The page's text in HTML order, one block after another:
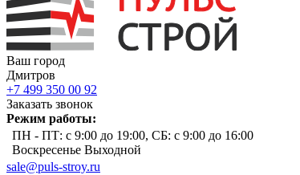
Ваш город
Дмитров
+7 499 350 00 92
Заказать звонок
Режим работы:
ПН - ПТ: с 9:00 до 19:00, СБ: с 9:00 до 16:00
Воскресенье Выходной
sale@puls-stroy.ru